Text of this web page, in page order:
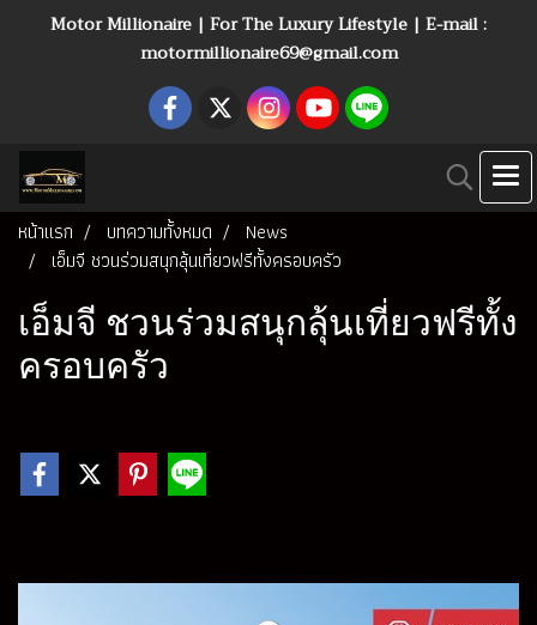
Motor Millionaire | For The Luxury Lifestyle | E-mail :
motormillionaire69@gmail.com
หน้าแรก บทความทั้งหมด
News
เอ็มจี ชวนร่วมสนุกลุ้นเที่ยวฟรีทั้งครอบครัว
เอ็มจี ชวนร่วมสนุกลุ้นเที่ยวฟรีทั้ง
ครอบครัว